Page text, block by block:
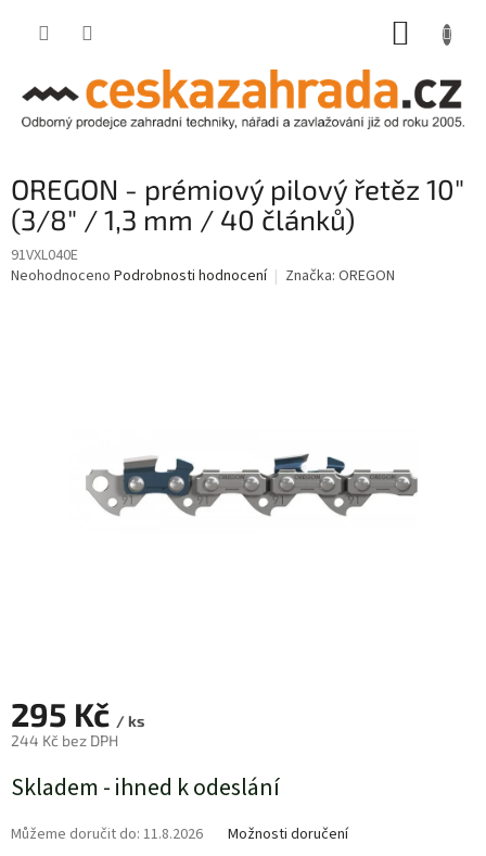
OREGON - prémiový pilový řetěz 10"
(3/8" / 1,3 mm / 40 článků)
91VXL040E
Průměrné
Neohodnoceno Podrobnosti hodnocení Značka: OREGON
295 Kč / ks
244 Kč bez DPH
cena:
Skladem - ihned k odeslání
Můžeme doručit do: 11.8.2026 Možnosti doručení